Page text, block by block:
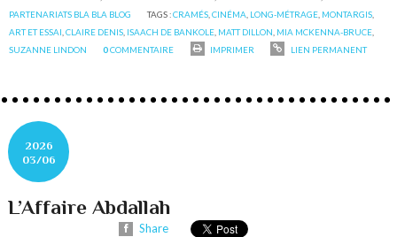
PARTENARIATS BLA BLA BLOG
TAGS :CRAMÉS ,CINÉMA LONG-MÉTRAGE MONTARGIS
ART ET ESSAI ,CLAIRE DENIS ISAACH DE BANKOLE MATT DILLON MIA MCKENNA-BRUCE
SUZANNE LINDON
0COMMENTAIRE IMPRIMER LIEN PERMANENT
2026
03/06
L’Affaire Abdallah
Share